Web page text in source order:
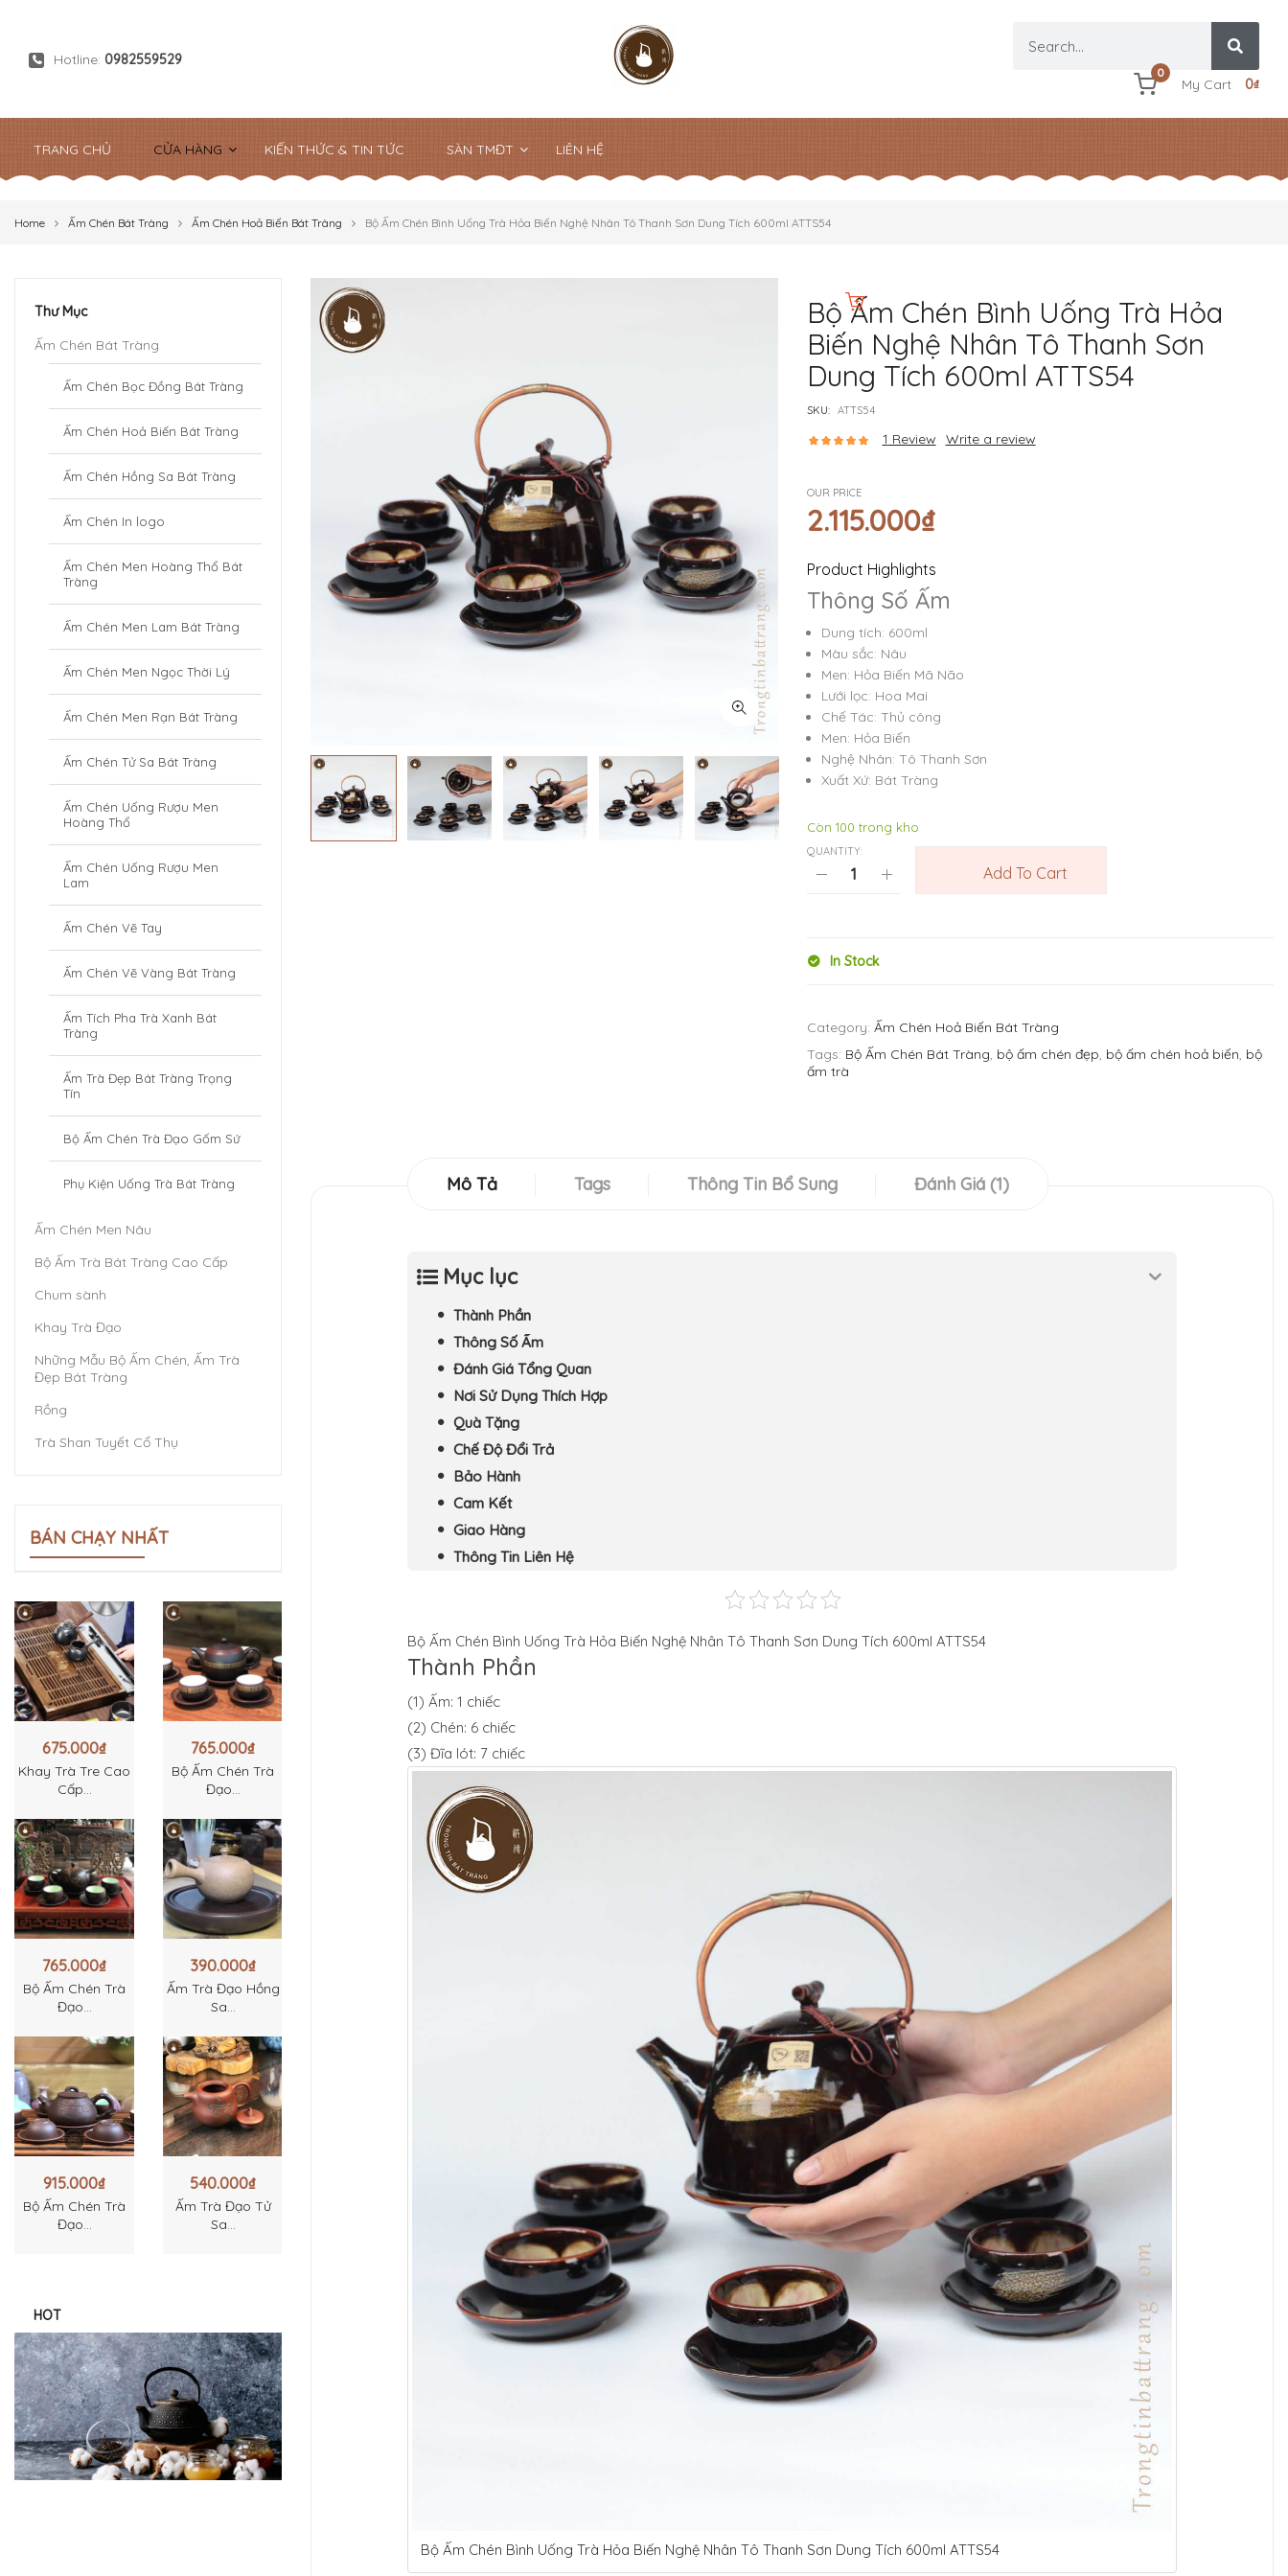
Hotline: 0982559529
My Cart
0
0₫
TRANG CHỦ CỬA HÀNG KIẾN THỨC & TIN TỨC SÀN TMĐT LIÊN HỆ
Home Ấm Chén Bát Tràng Ấm Chén Hoả Biến Bát Tràng Bộ Ấm Chén Bình Uống Trà Hỏa Biến Nghệ Nhân Tô Thanh Sơn Dung Tích 600ml ATTS54
Thư Mục
Ấm Chén Bát Tràng
Ấm Chén Bọc Đồng Bát Tràng
Ấm Chén Hoả Biến Bát Tràng
Ấm Chén Hồng Sa Bát Tràng
Ấm Chén In logo
Ấm Chén Men Hoàng Thổ Bát
Tràng
Ấm Chén Men Lam Bát Tràng
Ấm Chén Men Ngọc Thời Lý
Ấm Chén Men Rạn Bát Tràng
Ấm Chén Tử Sa Bát Tràng
Ấm Chén Uống Rượu Men
Hoàng Thổ
Ấm Chén Uống Rượu Men
Lam
Ấm Chén Vẽ Tay
Ấm Chén Vẽ Vàng Bát Tràng
Ấm Tích Pha Trà Xanh Bát
Tràng
Ấm Trà Đẹp Bát Tràng Trọng
Tín
Bộ Ấm Chén Trà Đạo Gốm Sứ
Phụ Kiện Uống Trà Bát Tràng
Ấm Chén Men Nâu
Bộ Ấm Trà Bát Tràng Cao Cấp
Chum sành
Khay Trà Đạo
Những Mẫu Bộ Ấm Chén, Ấm Trà
Đẹp Bát Tràng
Rồng
Trà Shan Tuyết Cổ Thụ
BÁN CHẠY NHẤT
675.000₫
Khay Trà Tre Cao
Cấp...
765.000₫
Bộ Ấm Chén Trà
Đạo...
915.000₫
Bộ Ấm Chén Trà
Đạo...
765.000₫
Bộ Ấm Chén Trà
Đạo...
390.000₫
Ấm Trà Đạo Hồng
Sa...
540.000₫
Ấm Trà Đạo Tử
Sa...
HOT
Bộ Ấm Chén Bình Uống Trà Hỏa
Biến Nghệ Nhân Tô Thanh Sơn
Dung Tích 600ml ATTS54
SKU: ATTS54
1 Review Write a review
OUR PRICE
2.115.000₫
Product Highlights
Thông Số Ấm
Dung tích: 600ml
Màu sắc: Nâu
Men: Hỏa Biến Mã Não
Lưới lọc: Hoa Mai
Chế Tác: Thủ công
Men: Hỏa Biến
Nghệ Nhân: Tô Thanh Sơn
Xuất Xứ: Bát Tràng
Còn 100 trong kho
QUANTITY:
Add To Cart
In Stock
Category: Ấm Chén Hoả Biến Bát Tràng
Tags: Bộ Ấm Chén Bát Tràng, bộ ấm chén đẹp, bộ ấm chén hoả biến, bộ
ấm trà
Mô Tả Tags Thông Tin Bổ Sung Đánh Giá (1)
Mục lục
Thành Phần
Thông Số Ấm
Đánh Giá Tổng Quan
Nơi Sử Dụng Thích Hợp
Quà Tặng
Chế Độ Đổi Trả
Bảo Hành
Cam Kết
Giao Hàng
Thông Tin Liên Hệ
Bộ Ấm Chén Bình Uống Trà Hỏa Biến Nghệ Nhân Tô Thanh Sơn Dung Tích 600ml ATTS54
Thành Phần
(1) Ấm: 1 chiếc
(2) Chén: 6 chiếc
(3) Đĩa lót: 7 chiếc
Bộ Ấm Chén Bình Uống Trà Hỏa Biến Nghệ Nhân Tô Thanh Sơn Dung Tích 600ml ATTS54